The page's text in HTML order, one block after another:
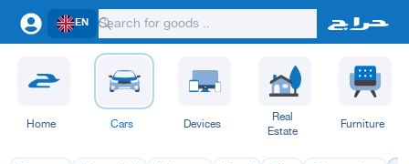
EN
Home Cars Devices
Real
Estate
Furniture